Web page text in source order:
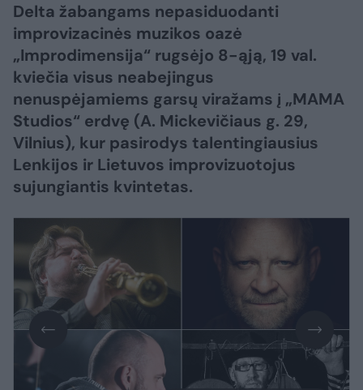
Delta žabangams nepasiduodanti
improvizacinės muzikos oazė
„Improdimensija“ rugsėjo 8-ąją, 19 val.
kviečia visus neabejingus
nenuspėjamiems garsų viražams į „MAMA
Studios“ erdvę (A. Mickevičiaus g. 29,
Vilnius), kur pasirodys talentingiausius
Lenkijos ir Lietuvos improvizuotojus
sujungiantis kvintetas.